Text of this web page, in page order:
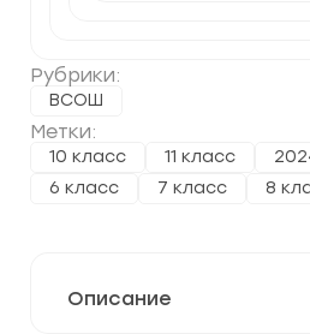
Рубрики:
ВСОШ
Метки:
10 класс 11 класс
6 класс
7 класс 8
Описание